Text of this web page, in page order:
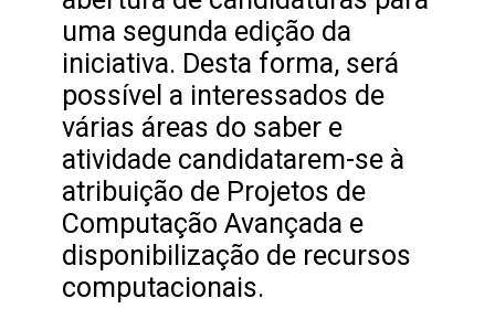
uma segunda edição da
iniciativa. Desta forma, será
possível a interessados de
várias áreas do saber e
atividade candidatarem-se à
atribuição de Projetos de
Computação Avançada e
disponibilização de recursos
computacionais.